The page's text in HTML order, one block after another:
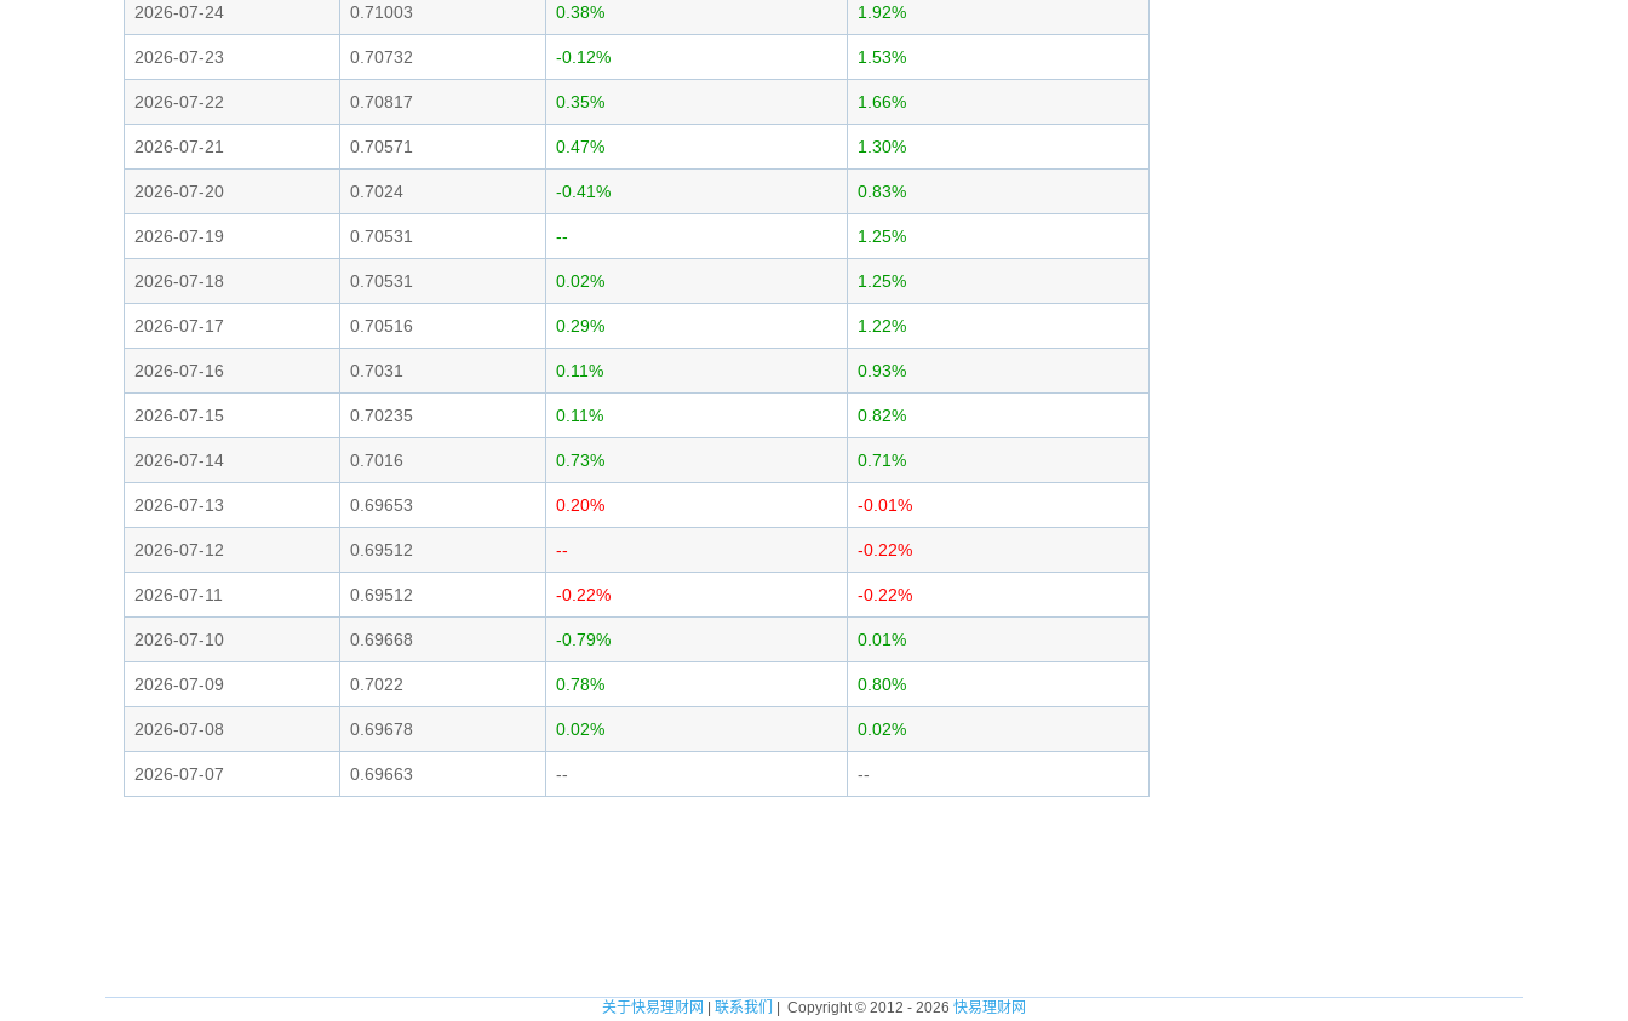
2026-07-24 0.71003 0.38% 1.92%
2026-07-23 0.70732 -0.12% 1.53%
2026-07-22 0.70817 0.35% 1.66%
2026-07-21 0.70571 0.47% 1.30%
2026-07-20 0.7024 -0.41% 0.83%
2026-07-19 0.70531 -- 1.25%
2026-07-18 0.70531 0.02% 1.25%
2026-07-17 0.70516 0.29% 1.22%
2026-07-16 0.7031 0.11% 0.93%
2026-07-15 0.70235 0.11% 0.82%
2026-07-14 0.7016 0.73% 0.71%
2026-07-13 0.69653 0.20% -0.01%
2026-07-12 0.69512 -- -0.22%
2026-07-11 0.69512 -0.22% -0.22%
2026-07-10 0.69668 -0.79% 0.01%
2026-07-09 0.7022 0.78% 0.80%
2026-07-08 0.69678 0.02% 0.02%
2026-07-07 0.69663 -- --
关于快易理财网 联系我们 | Copyright © 2012 - 2026 快易理财网